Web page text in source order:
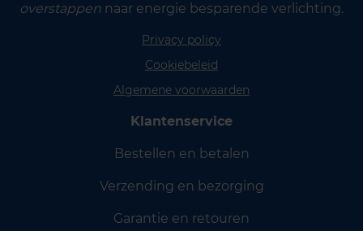
overstappen naar energie besparende verlichting.
Privacy policy
Cookiebeleid
Algemene voorwaarden
Klantenservice
Bestellen en betalen
Verzending en bezorging
Garantie en retouren